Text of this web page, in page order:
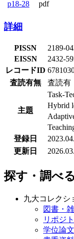
p18-28 pdf
詳細
PISSN
2189-
EISSN
2432-
レコードID
査読有無
査読有
主題
Task-
Hybrid
登録日
更新日
探す・調べる
九大コレクシ
図書・
リポジ
学位論文